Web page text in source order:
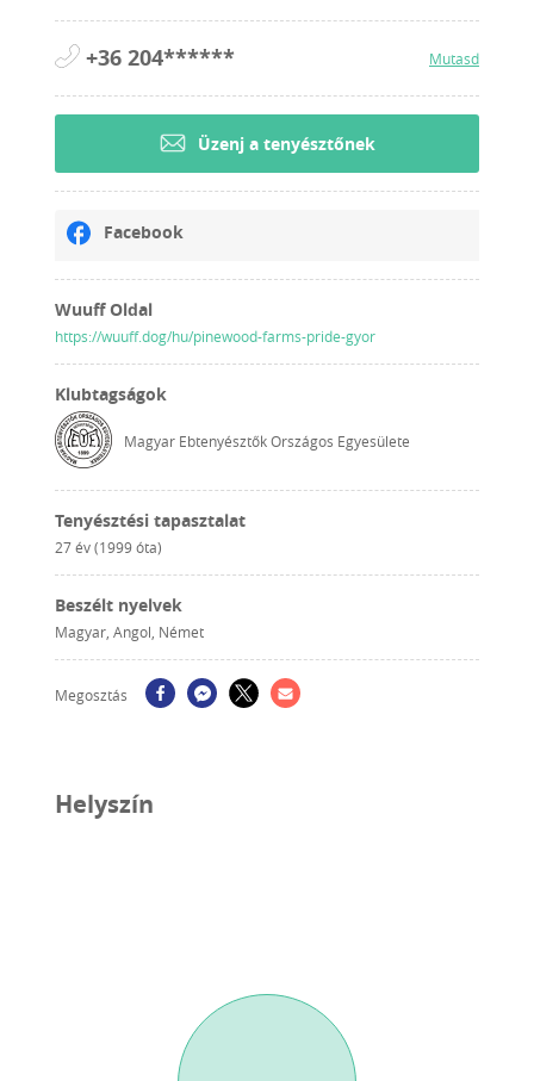
+36 204****** Mutasd
Üzenj a tenyésztőnek
Facebook
Wuuff Oldal
https://wuuff.dog/hu/pinewood-farms-pride-gyor
Klubtagságok
Magyar Ebtenyésztők Országos Egyesülete
Tenyésztési tapasztalat
27 év (1999 óta)
Beszélt nyelvek
Magyar, Angol, Német
Megosztás
Helyszín